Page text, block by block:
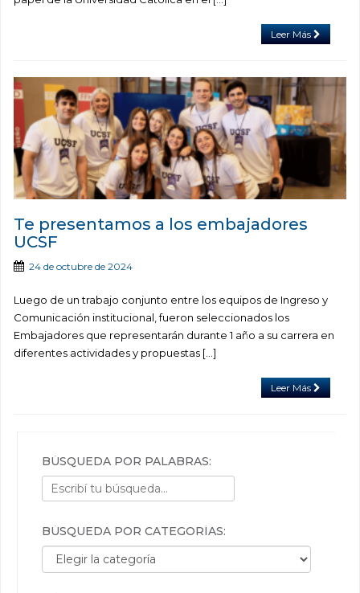
Leer Más
Te presentamos a los embajadores
UCSF
24 de octubre de 2024
Luego de un trabajo conjunto entre los equipos de Ingreso y
Comunicación institucional, fueron seleccionados los
Embajadores que representarán durante 1 año a su carrera en
diferentes actividades y propuestas […]
Leer Más
BÚSQUEDA POR PALABRAS:
BÚSQUEDA POR CATEGORÍAS:
Búsqueda por categorías: